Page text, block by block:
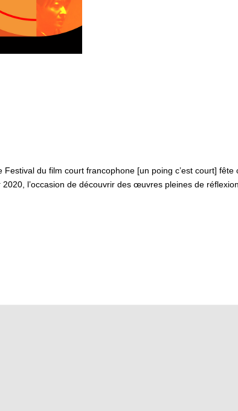
du film court francophone [un poing c’est court]
l’occasion de découvrir des œuvres pleines de